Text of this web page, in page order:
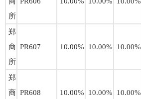
所
郑
商
所
PR607 10.00% 10.00% 10.00%
郑
商 PR608 10.00% 10.00% 10.00%